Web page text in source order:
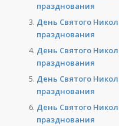
празднования
День Святого
празднования
День Святого
празднования
День Святого
празднования
День Святого
празднования